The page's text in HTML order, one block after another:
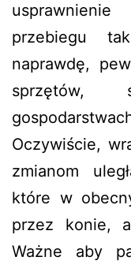
przebiegu
naprawdę,
sprzętów,
Oczywiście,
zmianom
które w
przez konie,
Ważne aby